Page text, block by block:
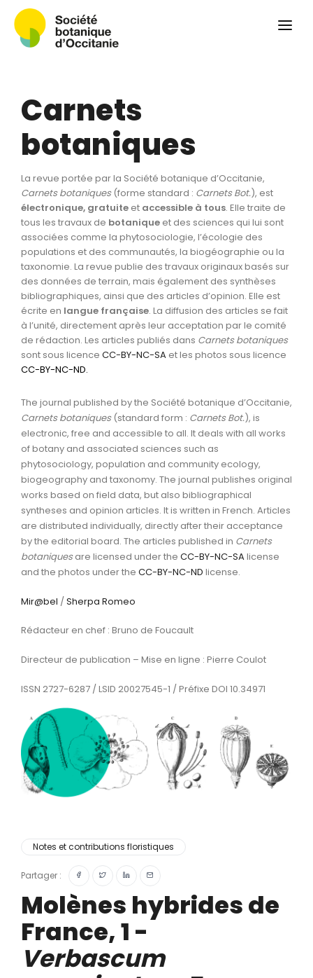
Colloque
Convergences botaniques
Herbier PCPR
Ressources
Actualités et calendrier
Contact
Carnets
botaniques
La revue portée par la Société botanique d’Occitanie,
Carnets botaniques (forme standard : Carnets Bot.), est
électronique, gratuite et accessible à tous. Elle traite de
tous les travaux de botanique et des sciences qui lui sont
associées comme la phytosociologie, l’écologie des
populations et des communautés, la biogéographie ou la
taxonomie. La revue publie des travaux originaux basés sur
des données de terrain, mais également des synthèses
bibliographiques, ainsi que des articles d’opinion. Elle est
écrite en langue française. La diffusion des articles se fait
à l’unité, directement après leur acceptation par le comité
de rédaction. Les articles publiés dans Carnets botaniques
sont sous licence CC-BY-NC-SA et les photos sous licence
CC-BY-NC-ND.
The journal published by the Société botanique d’Occitanie,
Carnets botaniques (standard form : Carnets Bot.), is
electronic, free and accessible to all. It deals with all works
of botany and associated sciences such as
phytosociology, population and community ecology,
biogeography and taxonomy. The journal publishes original
works based on field data, but also bibliographical
syntheses and opinion articles. It is written in French. Articles
are distributed individually, directly after their acceptance
by the editorial board. The articles published in Carnets
botaniquesare licensed under the CC-BY-NC-SAlicense
and the photos under the CC-BY-NC-ND license.
Mir@bel /Sherpa Romeo
Rédacteur en chef : Bruno de Foucault
Directeur de publication – Mise en ligne : Pierre Coulot
ISSN 2727-6287 / LSID 20027545-1 / Préfixe DOI 10.34971
Notes et contributions floristiques
Partager :
Molènes hybrides de
France, 1 -
Verbascum